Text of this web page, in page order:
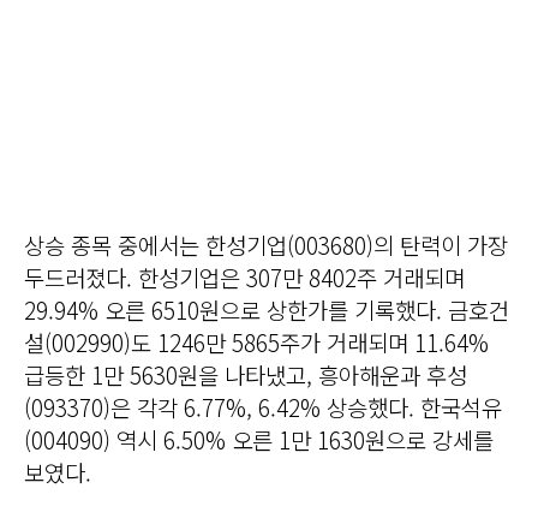
상승 종목 중에서는 한성기업(003680)의 탄력이 가장
두드러졌다. 한성기업은 307만 8402주 거래되며
29.94% 오른 6510원으로 상한가를 기록했다. 금호건
설(002990)도 1246만 5865주가 거래되며 11.64%
급등한 1만 5630원을 나타냈고, 흥아해운과 후성
(093370)은 각각 6.77%, 6.42% 상승했다. 한국석유
(004090) 역시 6.50% 오른 1만 1630원으로 강세를
보였다.